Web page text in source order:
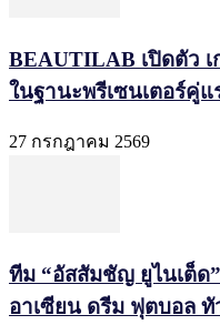
BEAUTILAB เปิดตัว
ในฐานะพรีเซนเตอร์คู่แ
27 กรกฎาคม 2569
ทีม “อัสสัมชัญ ยูไนเต็ด
อาเซียน ดรีม ฟุตบอล ทั